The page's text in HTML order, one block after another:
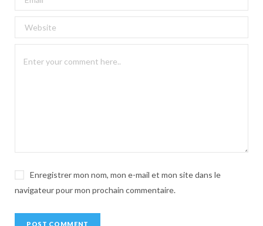
Enregistrer mon nom, mon e-mail et mon site dans le
navigateur pour mon prochain commentaire.
e
n